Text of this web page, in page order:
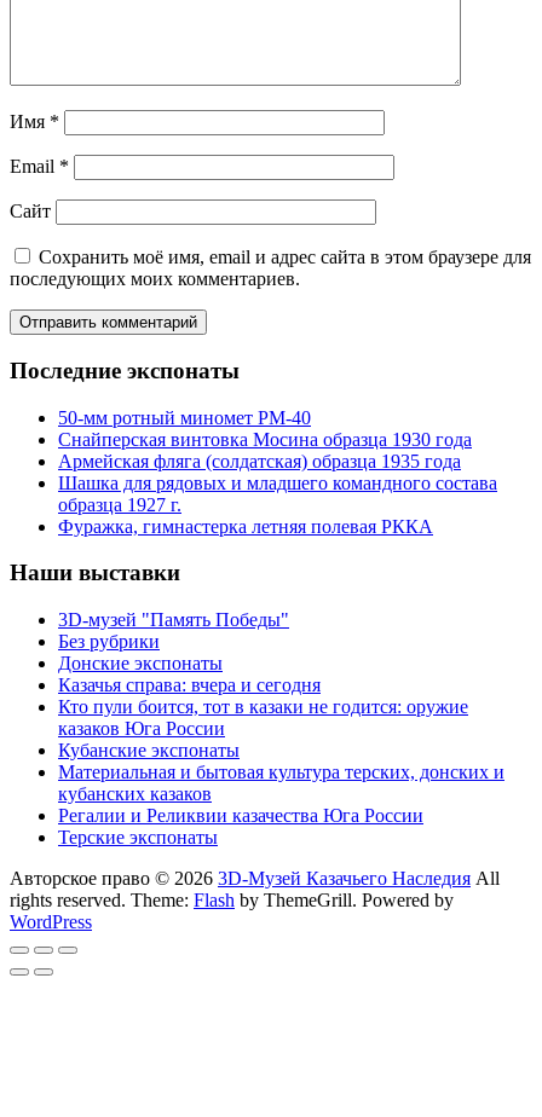
Имя *
Email *
Сайт
Сохранить моё имя, email и адрес сайта в этом браузере для
последующих моих комментариев.
Последние экспонаты
50-мм ротный миномет РМ-40
Снайперская винтовка Мосина образца 1930 года
Армейская фляга (солдатская) образца 1935 года
Шашка для рядовых и младшего командного состава
образца 1927 г.
Фуражка, гимнастерка летняя полевая РККА
Наши выставки
3D-музей "Память Победы"
Без рубрики
Донские экспонаты
Казачья справа: вчера и сегодня
Кто пули боится, тот в казаки не годится: оружие
казаков Юга России
Кубанские экспонаты
Материальная и бытовая культура терских, донских и
кубанских казаков
Регалии и Реликвии казачества Юга России
Терские экспонаты
Авторское право © 2026 3D-Музей Казачьего Наследия All
rights reserved. Theme: Flash by ThemeGrill. Powered by
WordPress